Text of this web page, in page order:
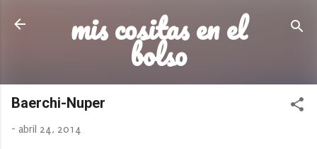
Ir al contenido principal
mis cositas en el
bolso
Baerchi-Nuper
- abril 24, 2014